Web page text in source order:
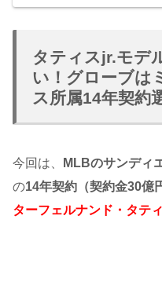
タティスjr.モデ
い！グローブは
ス所属14年契約
今回は、 MLBのサンディ
の14年契約（契約金30億
ターフェルナンド・タテ